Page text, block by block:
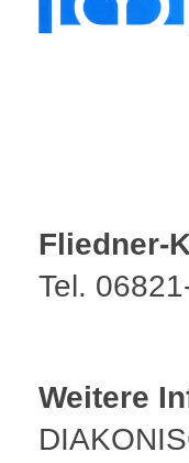
Fliedner-
Tel.
Weitere